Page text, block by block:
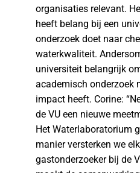
organisaties relevant.
heeft belang bij een
onderzoek doet naar
waterkwaliteit.
universiteit belangrijk
academisch onderzoek
impact heeft. Corine:
de VU een nieuwe
Het Waterlaboratorium
manier versterken we
gastonderzoeker bij de